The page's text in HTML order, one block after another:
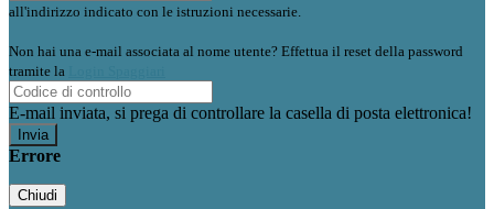
all'indirizzo indicato con le istruzioni necessarie.
Non hai una e-mail associata al nome utente? Effettua il reset della password
tramite la
E-mail inviata, si prega di controllare la casella di posta elettronica!
Errore
Chiudi